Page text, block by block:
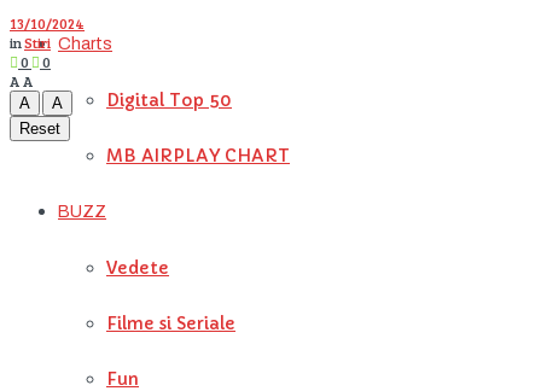
Charts
Digital Top 50
MB AIRPLAY CHART
BUZZ
Vedete
Filme si Seriale
Fun
13/10/2024
inStiri
0
0
A A
A
A
Reset